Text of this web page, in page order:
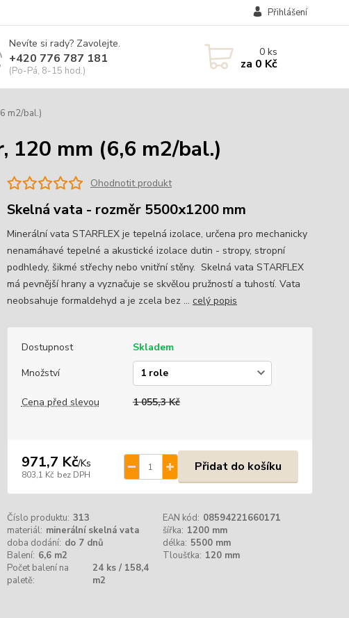
Přihlášení
Nevíte si rady? Zavolejte.
+420 776 787 181
(Po-Pá, 8-15 hod.)
0ks
za 0 Kč
m2/bal.)
120 mm (6,6 m2/bal.)
Ohodnotit produkt
Skelná vata - rozměr 5500x1200 mm
Minerální vata STARFLEX je tepelná izolace, určena pro mechanicky
nenamáhavé tepelné a akustické izolace dutin - stropy, stropní
podhledy, šikmé střechy nebo vnitřní stěny. Skelná vata STARFLEX
má pevnější hrany a vyznačuje se skvělou pružností a tuhostí. Vata
neobsahuje formaldehyd a je zcela bez ... celý popis
Dostupnost
Skladem
Množství
Cena před slevou 1 055,3 Kč
971,7 Kč/Ks
803,1 Kč bez DPH
Přidat do košíku
Číslo produktu: 313 EAN kód: 08594221660171
materiál: minerální skelná vata šířka: 1200 mm
doba dodání: do 7 dnů délka: 5500 mm
Balení: 6,6 m2 Tloušťka: 120 mm
Počet balení na
paletě:
24 ks / 158,4
m2